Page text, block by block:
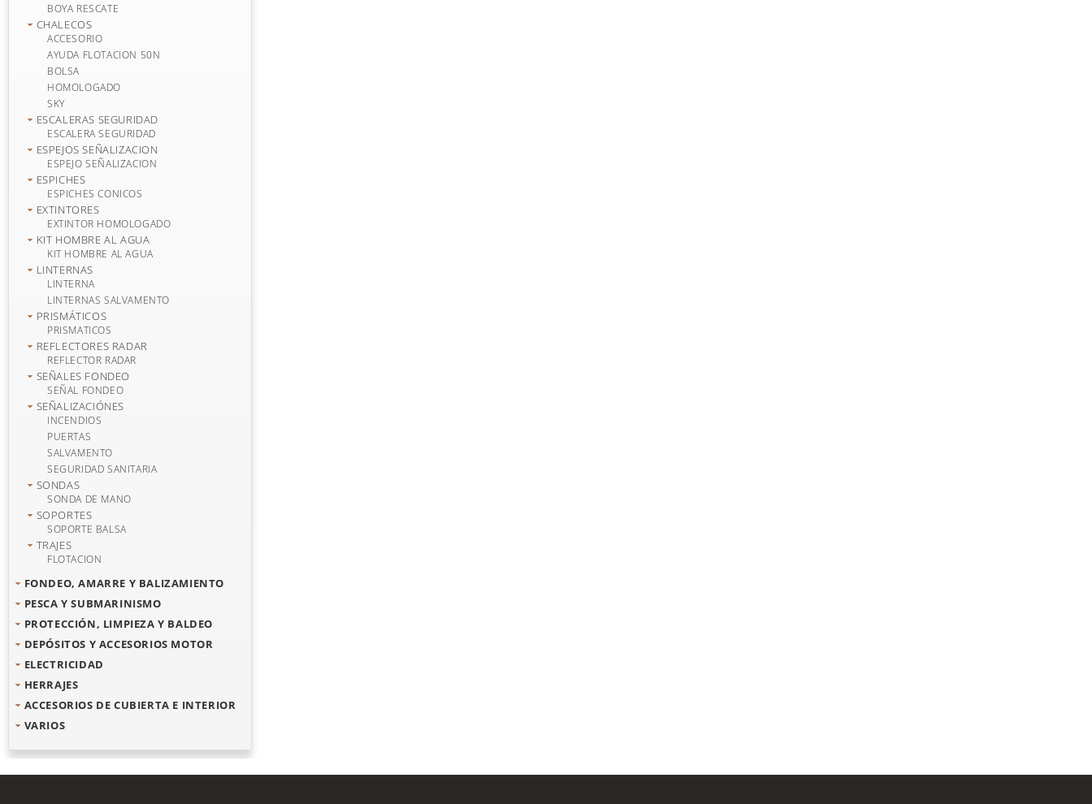
BOYA RESCATE
CHALECOS
ACCESORIO
AYUDA FLOTACION 50N
BOLSA
HOMOLOGADO
SKY
ESCALERAS SEGURIDAD
ESCALERA SEGURIDAD
ESPEJOS SEÑALIZACION
ESPEJO SEÑALIZACION
ESPICHES
ESPICHES CONICOS
EXTINTORES
EXTINTOR HOMOLOGADO
KIT HOMBRE AL AGUA
KIT HOMBRE AL AGUA
LINTERNAS
LINTERNA
LINTERNAS SALVAMENTO
PRISMÁTICOS
PRISMATICOS
REFLECTORES RADAR
REFLECTOR RADAR
SEÑALES FONDEO
SEÑAL FONDEO
SEÑALIZACIÓNES
INCENDIOS
PUERTAS
SALVAMENTO
SEGURIDAD SANITARIA
SONDAS
SONDA DE MANO
SOPORTES
SOPORTE BALSA
TRAJES
FLOTACION
FONDEO, AMARRE Y BALIZAMIENTO
PESCA Y SUBMARINISMO
PROTECCIÓN, LIMPIEZA Y BALDEO
DEPÓSITOS Y ACCESORIOS MOTOR
ELECTRICIDAD
HERRAJES
ACCESORIOS DE CUBIERTA E INTERIOR
VARIOS